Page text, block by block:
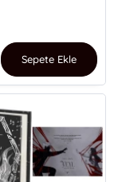
Sepete Ekle